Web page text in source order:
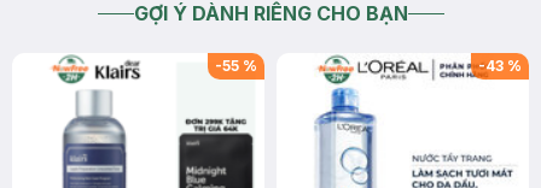
GỢI Ý DÀNH RIÊNG CHO BẠN
-55 % -43 %